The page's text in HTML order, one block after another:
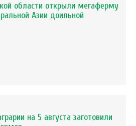
области открыли мегаферму
Азии доильной
на 5 августа заготовили